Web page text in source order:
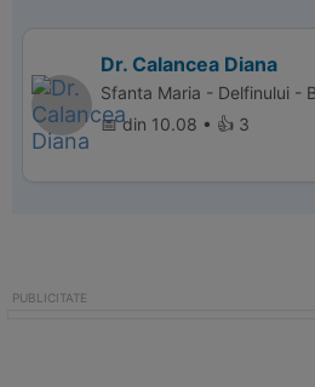
Dr. Calancea Diana
Sfanta Maria - Delfinului -
📅 din 10.08 • 👍 3